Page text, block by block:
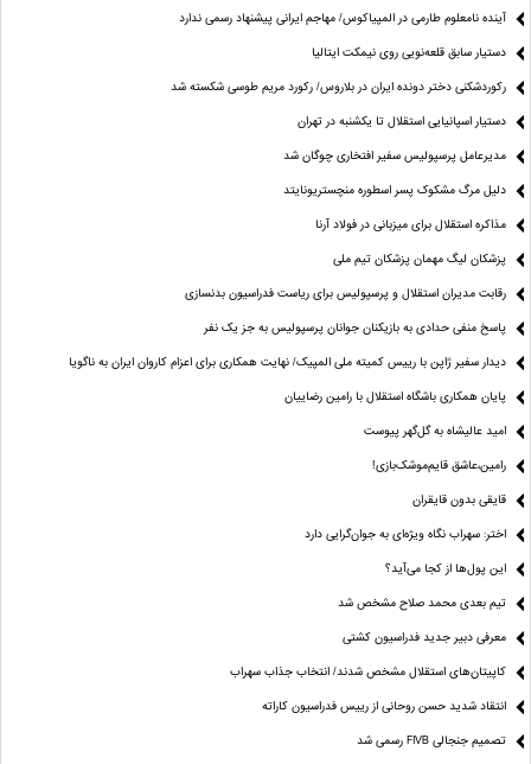
آینده نامعلوم طارمی در المپیاکوس/ مهاجم ایرانی پیشنهاد رسمی ندارد
دستیار سابق قلعه‌نویی روی نیمکت ایتالیا
رکوردشکنی دختر دونده ایران در بلاروس/ رکورد مریم طوسی شکسته شد
دستیار اسپانیایی استقلال تا یکشنبه در تهران
مدیرعامل پرسپولیس سفیر افتخاری چوگان شد
دلیل مرگ مشکوک پسر اسطوره منچستریونایتد
مذاکره استقلال برای میزبانی در فولاد آرنا
پزشکان لیگ مهمان پزشکان تیم ملی
رقابت مدیران استقلال و پرسپولیس برای ریاست فدراسیون بدنسازی
پاسخ منفی حدادی به بازیکنان جوانان پرسپولیس به جز یک نفر
دیدار سفیر ژاپن با رییس کمیته ملی المپیک/ نهایت همکاری برای اعزام کاروان ایران به ناگویا
پایان همکاری باشگاه استقلال با رامین رضاییان
امید عالیشاه به گل‌گهر پیوست
رامین،عاشق قایم‌موشک‌بازی!
قایقی بدون قایقران
اختر: سهراب نگاه ویژه‌ای به جوان‌گرایی دارد
این پول‌ها از کجا می‌آید؟
تیم بعدی محمد صلاح مشخص شد
معرفی دبیر جدید فدراسیون کشتی
کاپیتان‌های استقلال مشخص شدند/ انتخاب جذاب سهراب
انتقاد شدید حسن روحانی از رییس فدراسیون کاراته
تصمیم جنجالی FIVB رسمی شد